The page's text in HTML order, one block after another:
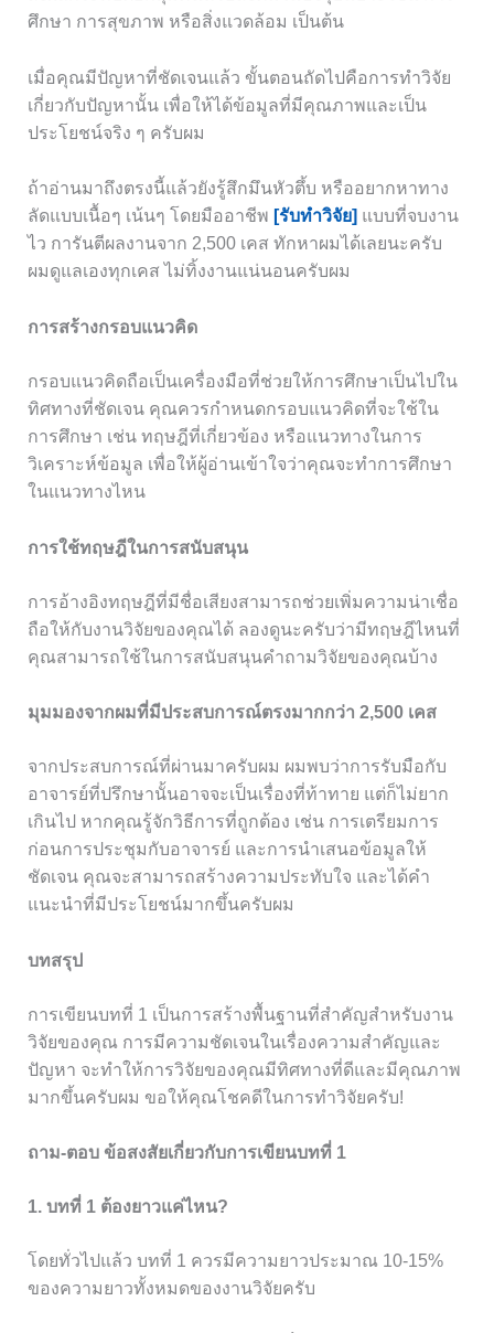
ศึกษา การสุขภาพ หรือสิ่งแวดล้อม เป็นต้น
เมื่อคุณมีปัญหาที่ชัดเจนแล้ว ขั้นตอนถัดไปคือการทำวิจัย
เกี่ยวกับปัญหานั้น เพื่อให้ได้ข้อมูลที่มีคุณภาพและเป็น
ประโยชน์จริง ๆ ครับผม
ถ้าอ่านมาถึงตรงนี้แล้วยังรู้สึกมึนหัวตึ้บ หรืออยากหาทาง
ลัดแบบเนื้อๆ เน้นๆ โดยมืออาชีพ [รับทำวิจัย] แบบที่จบงาน
ไว การันตีผลงานจาก 2,500 เคส ทักหาผมได้เลยนะครับ
ผมดูแลเองทุกเคส ไม่ทิ้งงานแน่นอนครับผม
การสร้างกรอบแนวคิด
กรอบแนวคิดถือเป็นเครื่องมือที่ช่วยให้การศึกษาเป็นไปใน
ทิศทางที่ชัดเจน คุณควรกำหนดกรอบแนวคิดที่จะใช้ใน
การศึกษา เช่น ทฤษฎีที่เกี่ยวข้อง หรือแนวทางในการ
วิเคราะห์ข้อมูล เพื่อให้ผู้อ่านเข้าใจว่าคุณจะทำการศึกษา
ในแนวทางไหน
การใช้ทฤษฎีในการสนับสนุน
การอ้างอิงทฤษฎีที่มีชื่อเสียงสามารถช่วยเพิ่มความน่าเชื่อ
ถือให้กับงานวิจัยของคุณได้ ลองดูนะครับว่ามีทฤษฎีไหนที่
คุณสามารถใช้ในการสนับสนุนคำถามวิจัยของคุณบ้าง
มุมมองจากผมที่มีประสบการณ์ตรงมากกว่า 2,500 เคส
จากประสบการณ์ที่ผ่านมาครับผม ผมพบว่าการรับมือกับ
อาจารย์ที่ปรึกษานั้นอาจจะเป็นเรื่องที่ท้าทาย แต่ก็ไม่ยาก
เกินไป หากคุณรู้จักวิธีการที่ถูกต้อง เช่น การเตรียมการ
ก่อนการประชุมกับอาจารย์ และการนำเสนอข้อมูลให้
ชัดเจน คุณจะสามารถสร้างความประทับใจ และได้คำ
แนะนำที่มีประโยชน์มากขึ้นครับผม
บทสรุป
การเขียนบทที่ 1 เป็นการสร้างพื้นฐานที่สำคัญสำหรับงาน
วิจัยของคุณ การมีความชัดเจนในเรื่องความสำคัญและ
ปัญหา จะทำให้การวิจัยของคุณมีทิศทางที่ดีและมีคุณภาพ
มากขึ้นครับผม ขอให้คุณโชคดีในการทำวิจัยครับ!
ถาม-ตอบ ข้อสงสัยเกี่ยวกับการเขียนบทที่ 1
1. บทที่ 1 ต้องยาวแค่ไหน?
โดยทั่วไปแล้ว บทที่ 1 ควรมีความยาวประมาณ 10-15%
ของความยาวทั้งหมดของงานวิจัยครับ